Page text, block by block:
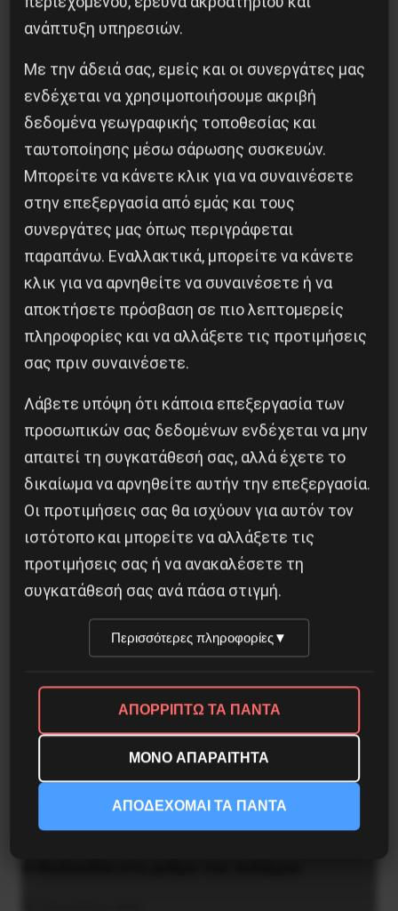
Η Μπουρκίνα Φάσο του Τραορέ αντι-
ιμπεριαλιστική σχισμή της ιστορίας
26 Μαΐου 2025
Το “μήνυμα” της Εαρινής Συνόδου του ΔΝΤ
14 Απριλίου 2019
ανάπτυξη υπηρεσιών.
Με την άδειά σας, εμείς και οι συνεργάτες μας
ενδέχεται να χρησιμοποιήσουμε ακριβή
δεδομένα γεωγραφικής τοποθεσίας και
ταυτοποίησης μέσω σάρωσης συσκευών.
Μπορείτε να κάνετε κλικ για να συναινέσετε
στην επεξεργασία από εμάς και τους
συνεργάτες μας όπως περιγράφεται
παραπάνω. Εναλλακτικά, μπορείτε να κάνετε
κλικ για να αρνηθείτε να συναινέσετε ή να
αποκτήσετε πρόσβαση σε πιο λεπτομερείς
πληροφορίες και να αλλάξετε τις προτιμήσεις
σας πριν συναινέσετε.
Λάβετε υπόψη ότι κάποια επεξεργασία των
προσωπικών σας δεδομένων ενδέχεται να μην
απαιτεί τη συγκατάθεσή σας, αλλά έχετε το
δικαίωμα να αρνηθείτε αυτήν την επεξεργασία.
Οι προτιμήσεις σας θα ισχύουν για αυτόν τον
ιστότοπο και μπορείτε να αλλάξετε τις
προτιμήσεις σας ή να ανακαλέσετε τη
συγκατάθεσή σας ανά πάσα στιγμή.
Περισσότερες πληροφορίες▼
ΑΠΟΡΡΙΠΤΩ ΤΑ ΠΑΝΤΑ
ΜΟΝΟ ΑΠΑΡΑΙΤΗΤΑ
ΑΠΟΔΕΧΟΜΑΙ ΤΑ ΠΑΝΤΑ